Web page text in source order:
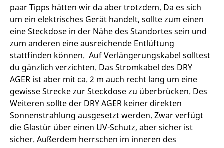
paar Tipps hätten wir da aber trotzdem. Da es sich
um ein elektrisches Gerät handelt, sollte zum einen
eine Steckdose in der Nähe des Standortes sein und
zum anderen eine ausreichende Entlüftung
stattfinden können. Auf Verlängerungskabel solltest
du gänzlich verzichten. Das Stromkabel des DRY
AGER ist aber mit ca. 2 m auch recht lang um eine
gewisse Strecke zur Steckdose zu überbrücken. Des
Weiteren sollte der DRY AGER keiner direkten
Sonnenstrahlung ausgesetzt werden. Zwar verfügt
die Glastür über einen UV-Schutz, aber sicher ist
sicher. Außerdem herrschen im inneren des